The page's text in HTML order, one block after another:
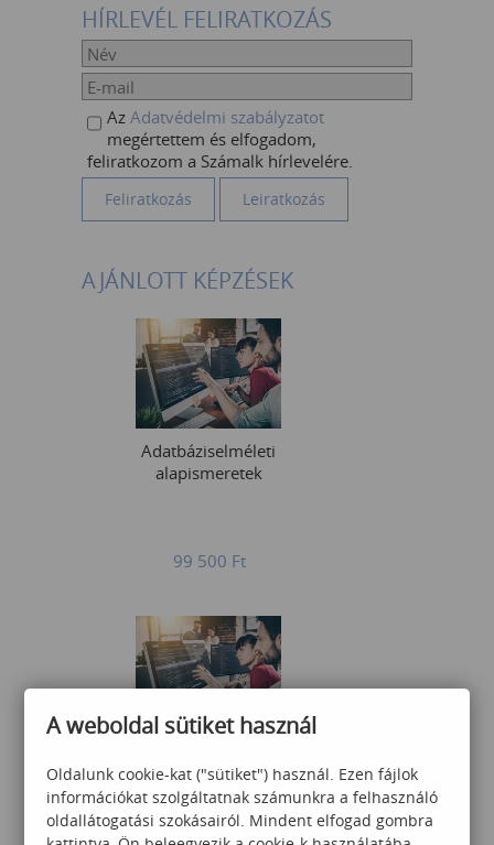
HÍRLEVÉL FELIRATKOZÁS
Az Adatvédelmi szabályzatot
megértettem és elfogadom,
feliratkozom a Számalk hírlevelére.
AJÁNLOTT KÉPZÉSEK
Adatbáziselméleti
alapismeretek
99 500 Ft
környezetben
A weboldal sütiket használ
Oldalunk cookie-kat ("sütiket") használ. Ezen fájlok
információkat szolgáltatnak számunkra a felhasználó
oldallátogatási szokásairól. Mindent elfogad gombra